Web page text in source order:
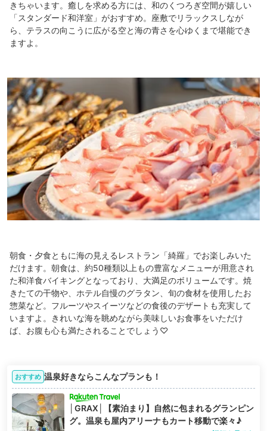
きちゃいます。癒しを求める方には、和のくつろぎ空間が嬉しい
「スタンダード和洋室」がおすすめ。座敷でリラックスしなが
ら、テラスの向こうに広がる空と海の青さを心ゆくまで堪能でき
ますよ。
朝食・夕食ともに海の見えるレストラン「綺羅」でお楽しみいた
だけます。朝食は、約50種類以上もの豊富なメニューが用意され
た和洋食バイキングとなっており、大満足のボリュームです。焼
きたての干物や、ホテル自慢のグラタン、旬の食材を使用したお
惣菜など。フルーツやスイーツなどの食後のデザートも充実して
いますよ。きれいな海を眺めながら美味しいお食事をいただけ
ば、お腹も心も満たされることでしょう♡
おすすめ 温泉好きならこんなプランも！
│GRAX│【素泊まり】自然に包まれるグランピン
グ。温泉も屋内アリーナもカート移動で楽々♪